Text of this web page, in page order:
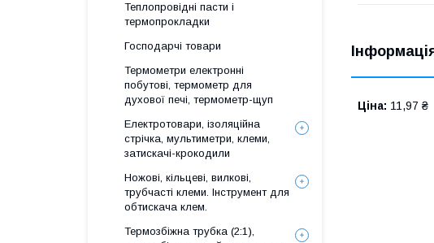
Ціна: 11,97 ₴
Теплопровідні пасти і
термопрокладки
Господарчі товари
Термометри електронні
побутові, термометр для
духової печі, термометр-щуп
Електротовари, ізоляційна
стрічка, мультиметри, клеми,
затискачі-крокодили
Ножові, кільцеві, вилкові,
трубчасті клеми. Інструмент для
обтискача клем.
Термозбіжна трубка (2:1),